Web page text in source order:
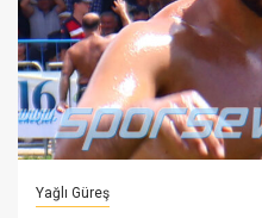
Yağlı Güreş